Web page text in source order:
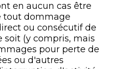
en aucun cas être
tout dommage
ou consécutif de
(y compris, mais
pour perte de
ou d'autres